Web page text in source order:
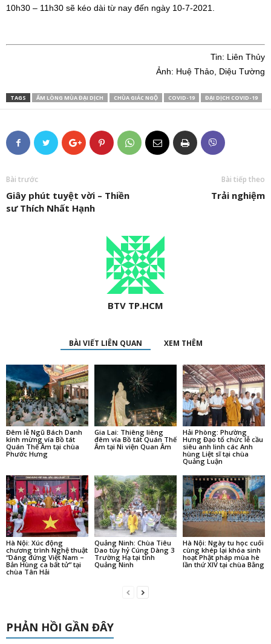
10h30 – 11h30 sẽ kéo dài từ nay đến ngày 10-7-2021.
Tin: Liên Thủy
Ảnh: Huệ Thảo, Diệu Tường
TAGS ẤM LÒNG MÙA ĐẠI DỊCH CHÙA GIÁC NGỘ COVID-19 ĐẠI DỊCH COVID-19
Bài trước
Giây phút tuyệt vời – Thiền
sư Thích Nhất Hạnh
Bài tiếp theo
Trải nghiệm
BTV TP.HCM
BÀI VIẾT LIÊN QUAN XEM THÊM
Đêm lễ Ngũ Bách Danh
kính mừng vía Bồ tát
Quán Thế Âm tại chùa
Phước Hưng
Gia Lai: Thiêng liêng
đêm vía Bồ tát Quán Thế
Âm tại Ni viện Quan Âm
Hải Phòng: Phường
Hưng Đạo tổ chức lễ cầu
siêu anh linh các Anh
hùng Liệt sĩ tại chùa
Quảng Luận
Hà Nội: Xúc động
chương trình Nghệ thuật
“Dáng đứng Việt Nam –
Bản Hùng ca bất tử” tại
chùa Tân Hải
Quảng Ninh: Chùa Tiêu
Dao tùy hỷ Cúng Dàng 3
Trường Hạ tại tỉnh
Quảng Ninh
Hà Nội: Ngày tu học cuối
cùng khép lại khóa sinh
hoạt Phật pháp mùa hè
lần thứ XIV tại chùa Bằng
PHẢN HỒI GẦN ĐÂY